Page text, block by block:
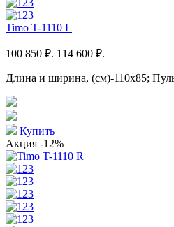
Timo T-1110 L
100 850 ₽. 114 600 ₽.
Длина и ширина, (см)-110x85;
Купить
Акция -12%